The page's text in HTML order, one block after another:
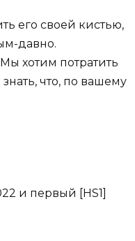
его своей кистью,
давно.
хотим потратить
что, по вашему
и первый [HS1]